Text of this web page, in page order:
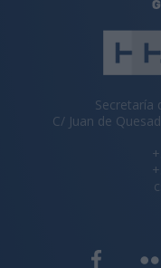
Secretaría
C/ Juan de